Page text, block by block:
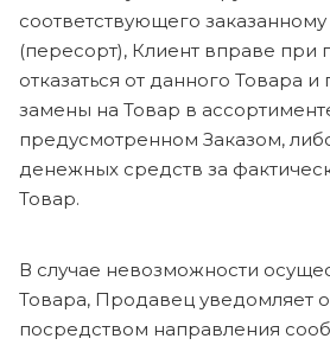
соответствующего
(пересорт), Клиент вправе при
отказаться от данного Товара и
замены на Товар в
предусмотренном Заказом,
денежных средств за
Товар.
В случае невозможности
Товара, Продавец уведомляет
посредством направления